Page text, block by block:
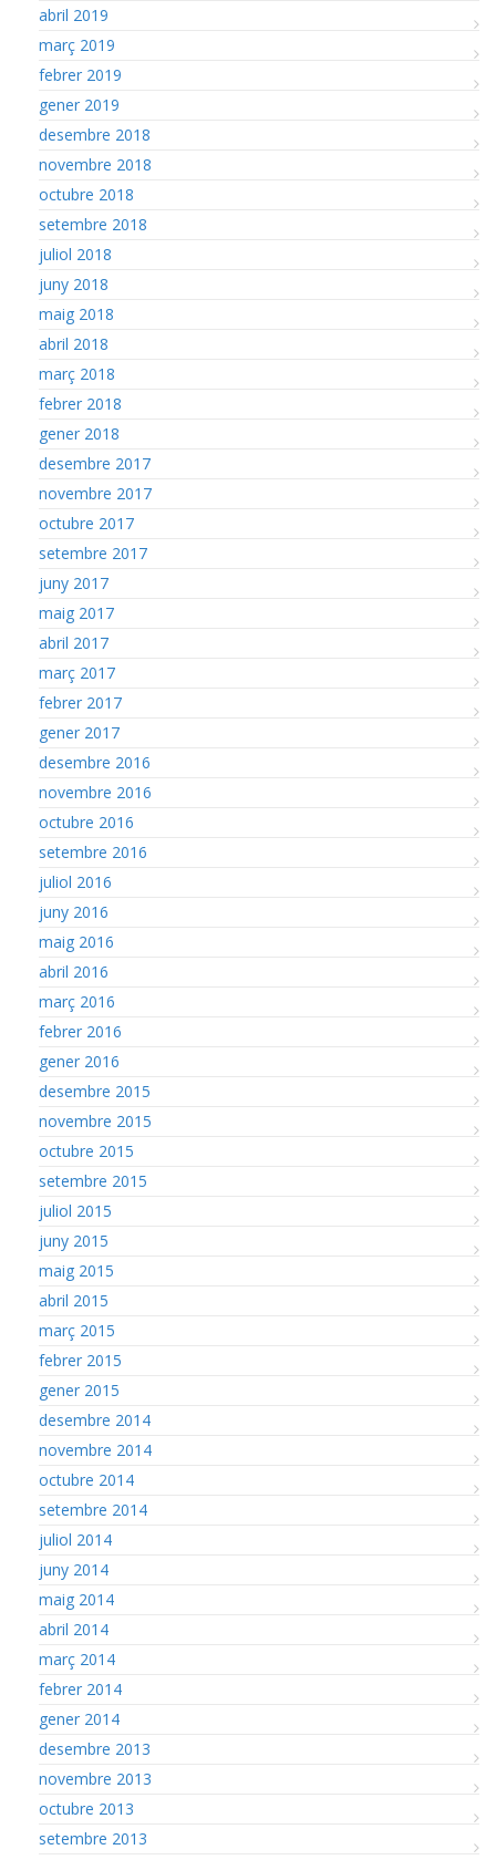
abril 2019
març 2019
febrer 2019
gener 2019
desembre 2018
novembre 2018
octubre 2018
setembre 2018
juliol 2018
juny 2018
maig 2018
abril 2018
març 2018
febrer 2018
gener 2018
desembre 2017
novembre 2017
octubre 2017
setembre 2017
juny 2017
maig 2017
abril 2017
març 2017
febrer 2017
gener 2017
desembre 2016
novembre 2016
octubre 2016
setembre 2016
juliol 2016
juny 2016
maig 2016
abril 2016
març 2016
febrer 2016
gener 2016
desembre 2015
novembre 2015
octubre 2015
setembre 2015
juliol 2015
juny 2015
maig 2015
abril 2015
març 2015
febrer 2015
gener 2015
desembre 2014
novembre 2014
octubre 2014
setembre 2014
juliol 2014
juny 2014
maig 2014
abril 2014
març 2014
febrer 2014
gener 2014
desembre 2013
novembre 2013
octubre 2013
setembre 2013